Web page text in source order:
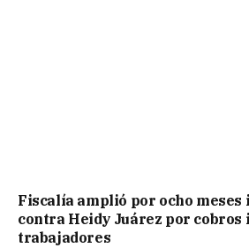
Fiscalía amplió por ocho
contra Heidy Juárez por
trabajadores